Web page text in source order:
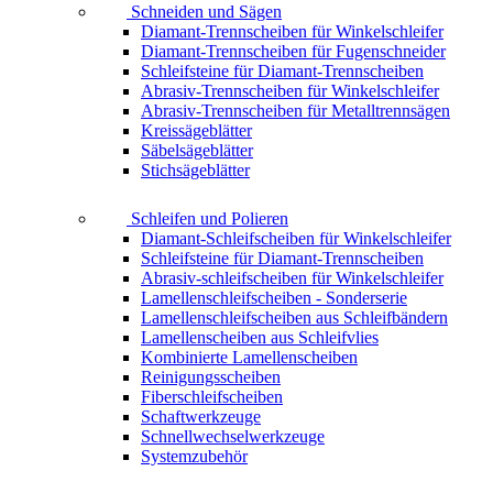
Schneiden und Sägen
Diamant-Trennscheiben für Winkelschleifer
Diamant-Trennscheiben für Fugenschneider
Schleifsteine für Diamant-Trennscheiben
Abrasiv-Trennscheiben für Winkelschleifer
Abrasiv-Trennscheiben für Metalltrennsägen
Kreissägeblätter
Säbelsägeblätter
Stichsägeblätter
Schleifen und Polieren
Diamant-Schleifscheiben für Winkelschleifer
Schleifsteine für Diamant-Trennscheiben
Abrasiv-schleifscheiben für Winkelschleifer
Lamellenschleifscheiben - Sonderserie
Lamellenschleifscheiben aus Schleifbändern
Lamellenscheiben aus Schleifvlies
Kombinierte Lamellenscheiben
Reinigungsscheiben
Fiberschleifscheiben
Schaftwerkzeuge
Schnellwechselwerkzeuge
Systemzubehör